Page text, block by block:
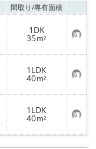
間取り/専有面積
1DK
35m² お
気
に
入
り
登
録
1LDK
40m² お
気
に
入
り
登
録
1LDK
40m² お
気
に